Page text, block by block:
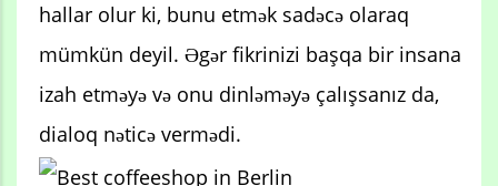
hallar olur ki, bunu etmək sadəcə olaraq
mümkün deyil. Əgər fikrinizi başqa bir insana
izah etməyə və onu dinləməyə çalışsanız da,
dialoq nəticə vermədi.